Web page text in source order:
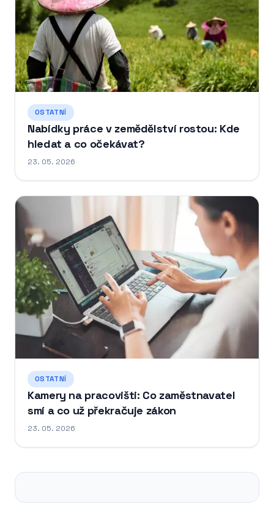
OSTATNÍ
Nabídky práce v zemědělství rostou: Kde
hledat a co očekávat?
23. 05. 2026
OSTATNÍ
Kamery na pracovišti: Co zaměstnavatel
smí a co už překračuje zákon
23. 05. 2026